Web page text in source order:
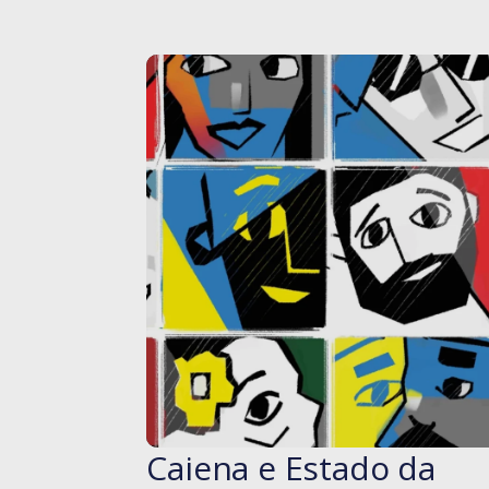
#blog
Caiena e Estado da